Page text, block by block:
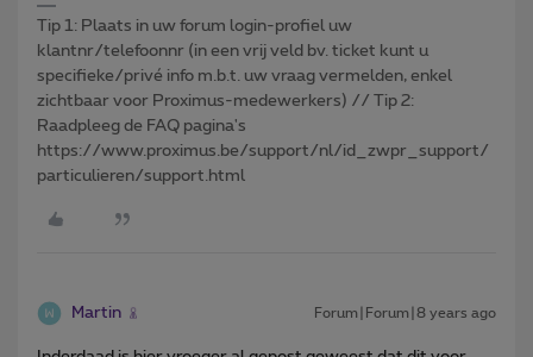
Tip 1: Plaats in uw forum login-profiel uw
klantnr/telefoonnr (in een vrij veld bv. ticket kunt u
specifieke/privé info m.b.t. uw vraag vermelden, enkel
zichtbaar voor Proximus-medewerkers) // Tip 2:
Raadpleeg de FAQ pagina's
https://www.proximus.be/support/nl/id_zwpr_support/
particulieren/support.html
Martin Forum|Forum|8 years ago